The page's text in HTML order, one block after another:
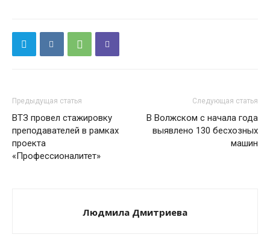
Предыдущая статья
ВТЗ провел стажировку
преподавателей в рамках
проекта
«Профессионалитет»
Следующая статья
В Волжском с начала года
выявлено 130 бесхозных
машин
Людмила Дмитриева